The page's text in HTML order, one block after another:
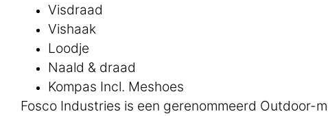
Visdraad
Vishaak
Loodje
Naald & draad
Kompas Incl. Meshoes
Fosco Industries is een gerenommeerd Outdoor-